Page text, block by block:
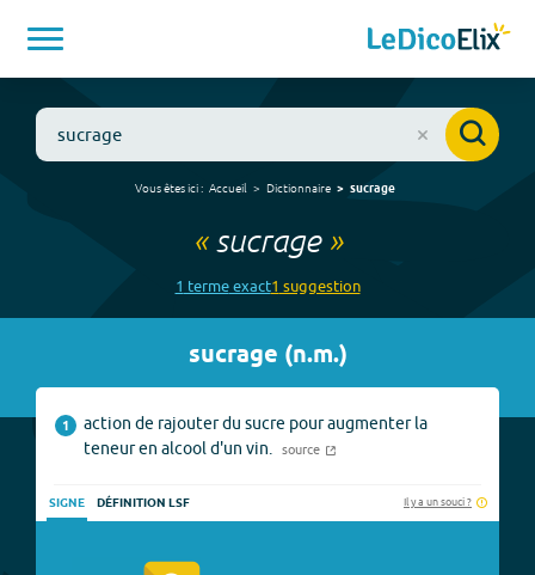
Vous êtes ici : Accueil Dictionnaire sucrage
«sucrage»
1 termeexact1 suggestion
sucrage (n.m.)
1
action de rajouter du sucre pour augmenter la
teneur en alcool d'un vin.
source
SIGNE DÉFINITION LSF Il y a un souci ?